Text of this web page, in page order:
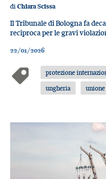
di Chiara Scissa
Il Tribunale di Bologna fa
reciproca per le gravi
22/01/2026
protezione
ungheria
unione